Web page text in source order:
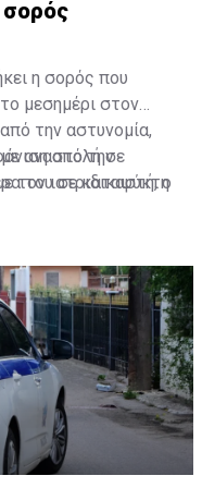
η σορός που
μεσημέρι στον
την αστυνομία,
από την
τον ιατριδικαστή, ο
αναστολή σε
του σε καταψύκτη